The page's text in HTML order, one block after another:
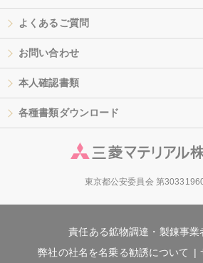
よくあるご質問
お問い合わせ
本人確認書類
各種書類ダウンロード
東京都公安委員会 第
責任ある鉱物調達・製錬事業
弊社の社名を名乗る勧誘について